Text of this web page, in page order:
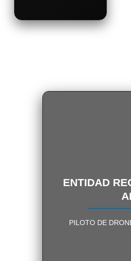
ENTIDAD
PILOTO DE
ENTIDAD
SIN